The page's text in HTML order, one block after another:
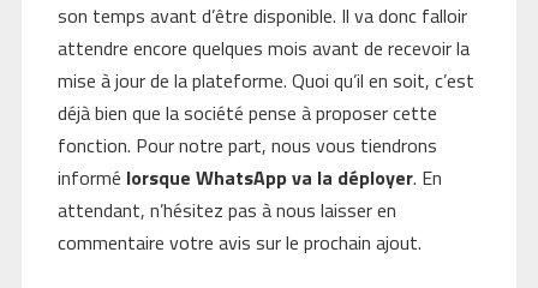
son temps avant d’être disponible. Il va donc falloir
attendre encore quelques mois avant de recevoir la
mise à jour de la plateforme. Quoi qu’il en soit, c’est
déjà bien que la société pense à proposer cette
fonction. Pour notre part, nous vous tiendrons
informé lorsque WhatsApp va la déployer. En
attendant, n’hésitez pas à nous laisser en
commentaire votre avis sur le prochain ajout.